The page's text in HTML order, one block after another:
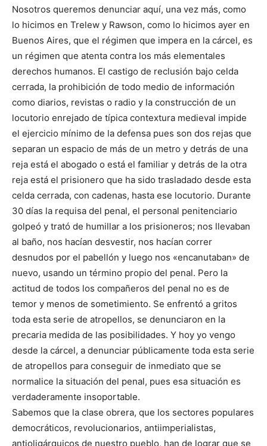
Nosotros queremos denunciar aquí, una vez más, como
lo hicimos en Trelew y Rawson, como lo hicimos ayer en
Buenos Aires, que el régimen que impera en la cárcel, es
un régimen que atenta contra los más elementales
derechos humanos. El castigo de reclusión bajo celda
cerrada, la prohibición de todo medio de información
como diarios, revistas o radio y la construcción de un
locutorio enrejado de típica contextura medieval impide
el ejercicio mínimo de la defensa pues son dos rejas que
separan un espacio de más de un metro y detrás de una
reja está el abogado o está el familiar y detrás de la otra
reja está el prisionero que ha sido trasladado desde esta
celda cerrada, con cadenas, hasta ese locutorio. Durante
30 días la requisa del penal, el personal penitenciario
golpeó y trató de humillar a los prisioneros; nos llevaban
al baño, nos hacían desvestir, nos hacían correr
desnudos por el pabellón y luego nos «encanutaban» de
nuevo, usando un término propio del penal. Pero la
actitud de todos los compañeros del penal no es de
temor y menos de sometimiento. Se enfrentó a gritos
toda esta serie de atropellos, se denunciaron en la
precaria medida de las posibilidades. Y hoy yo vengo
desde la cárcel, a denunciar públicamente toda esta serie
de atropellos para conseguir de inmediato que se
normalice la situación del penal, pues esa situación es
verdaderamente insoportable.
Sabemos que la clase obrera, que los sectores populares
democráticos, revolucionarios, antiimperialistas,
antioligárquicos de nuestro pueblo, han de lograr que se